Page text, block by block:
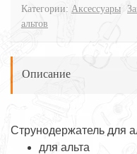
Категории: Аксессуары
альтов
Описание
Струнодержатель для
для альта